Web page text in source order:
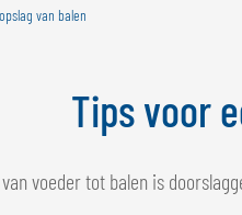
van balen
Tips voor
voeder tot balen is